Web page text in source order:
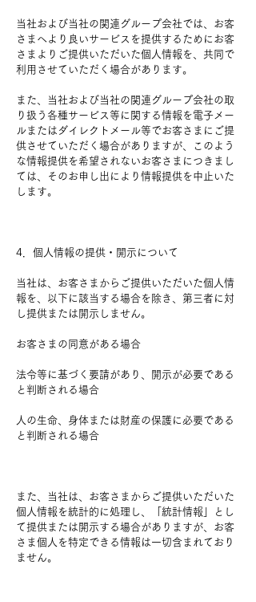
当社および当社の関連グループ会社では、お客
さまへより良いサービスを提供するためにお客
さまよりご提供いただいた個人情報を、共同で
利用させていただく場合があります。
また、当社および当社の関連グループ会社の取
り扱う各種サービス等に関する情報を電子メー
ルまたはダイレクトメール等でお客さまにご提
供させていただく場合がありますが、このよう
な情報提供を希望されないお客さまにつきまし
ては、そのお申し出により情報提供を中止いた
します。
4．個人情報の提供・開示について
当社は、お客さまからご提供いただいた個人情
報を、以下に該当する場合を除き、第三者に対
し提供または開示しません。
お客さまの同意がある場合
法令等に基づく要請があり、開示が必要である
と判断される場合
人の生命、身体または財産の保護に必要である
と判断される場合
また、当社は、お客さまからご提供いただいた
個人情報を統計的に処理し、「統計情報」とし
て提供または開示する場合がありますが、お客
さま個人を特定できる情報は一切含まれており
ません。